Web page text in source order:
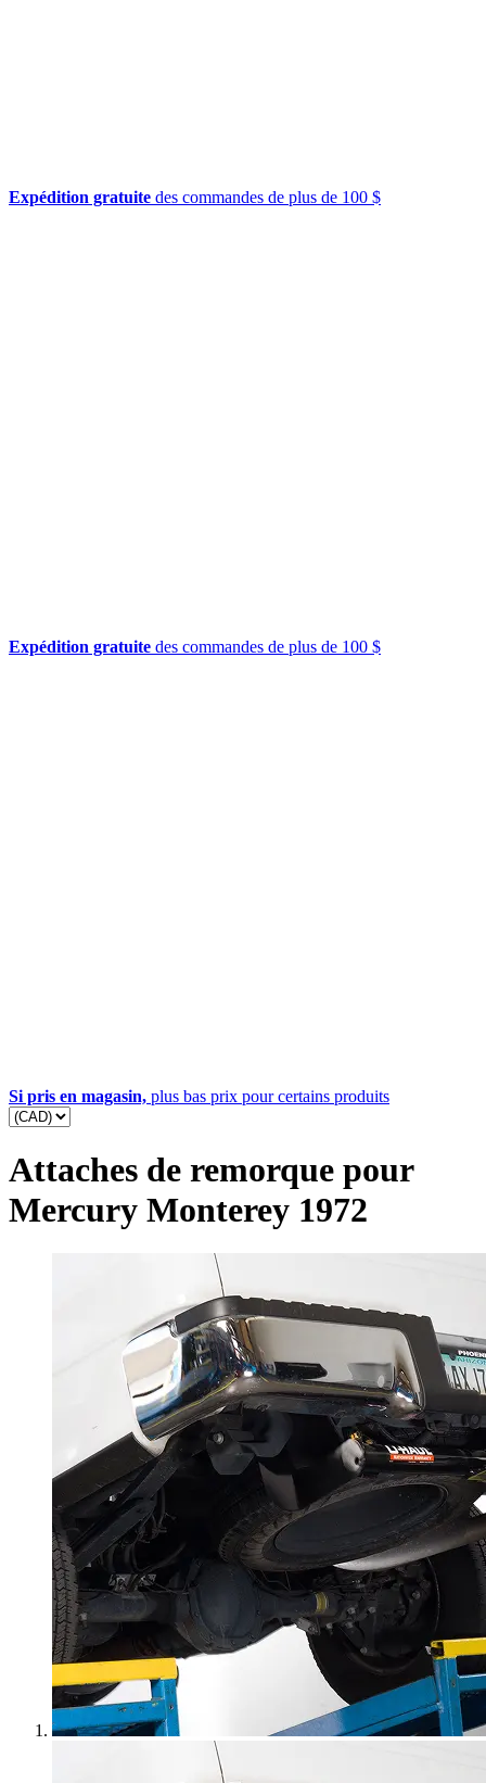
Expédition gratuite des commandes de plus de 100 $
Expédition gratuite des commandes de plus de 100 $
Si pris en magasin, plus bas prix pour certains produits
Attaches de remorque pour
Mercury Monterey 1972